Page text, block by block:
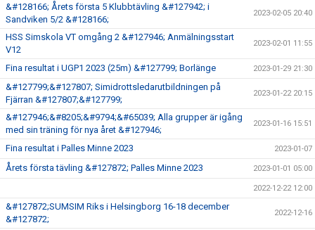
&#128166; Årets första 5 Klubbtävling &#127942; i
Sandviken 5/2 &#128166;
2023-02-05 20:40
HSS Simskola VT omgång 2 &#127946; Anmälningsstart
V12
2023-02-01 11:55
Fina resultat i UGP1 2023 (25m) &#127799; Borlänge 2023-01-29 21:30
&#127799;&#127807; Simidrottsledarutbildningen på
Fjärran &#127807;&#127799;
2023-01-22 20:15
&#127946;&#8205;&#9794;&#65039; Alla grupper är igång
med sin träning för nya året &#127946;
2023-01-16 15:51
Fina resultat i Palles Minne 2023 2023-01-07
Årets första tävling &#127872; Palles Minne 2023 2023-01-01 05:00
2022-12-22 12:00
&#127872;SUMSIM Riks i Helsingborg 16-18 december
&#127872;
2022-12-16